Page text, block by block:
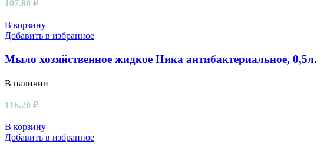
107.80 ₽
В корзину
Добавить в избранное
Мыло хозяйственное жидкое Ника антибактериальное, 0,5л.
В наличии
116.20 ₽
В корзину
Добавить в избранное